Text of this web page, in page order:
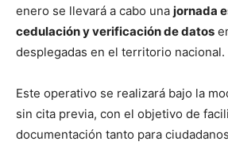
enero se llevará a cabo una jornada
cedulación y verificación de datos
desplegadas en el territorio nacional.
Este operativo se realizará bajo la
sin cita previa, con el objetivo de
documentación tanto para